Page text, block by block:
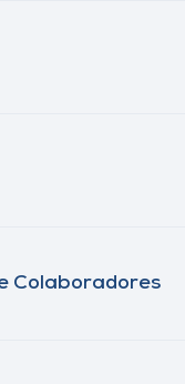
Colaboradores